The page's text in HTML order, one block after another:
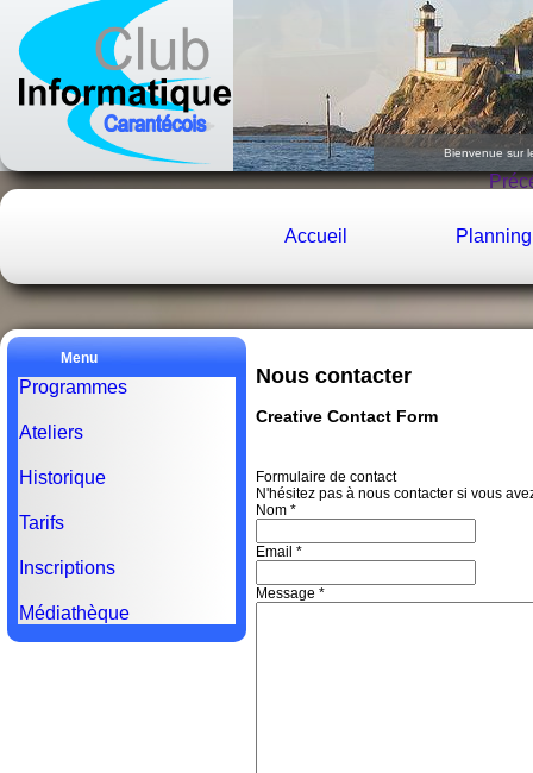
Bienvenue sur
Accueil Planning
Menu
Programmes
Ateliers
Historique
Tarifs
Inscriptions
Médiathèque
Nous contacter
Creative Contact Form
Formulaire de contact
N'hésitez pas à nous contacter si vous
Nom *
Email *
Message *